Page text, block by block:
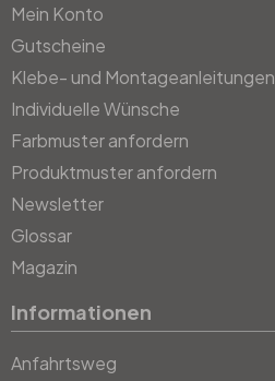
Mein Konto
Gutscheine
Klebe- und Montageanleitungen
Individuelle Wünsche
Farbmuster anfordern
Produktmuster anfordern
Newsletter
Glossar
Magazin
Informationen
Anfahrtsweg